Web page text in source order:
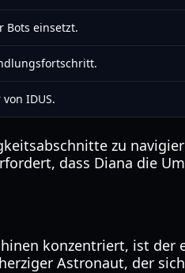
Bots einsetzt.
IDUS.
zu
dass Diana die
konzentriert, ist der
Astronaut, der